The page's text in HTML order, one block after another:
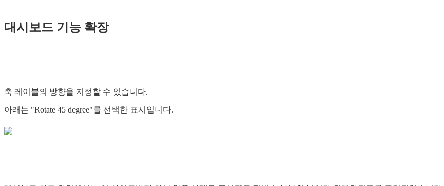
대시보드 기능 확장
축 레이블의 방향을 지정할 수 있습니다.
아래는 "Rotate 45 degree"를 선택한 표시입니다.